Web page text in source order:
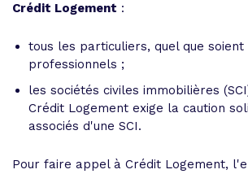
Crédit Logement :
tous les particuliers, quel que
professionnels ;
les sociétés civiles immobilières
Crédit Logement exige la caution
associés d'une SCI.
Pour faire appel à Crédit Logement,